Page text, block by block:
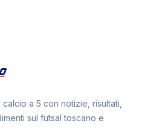
a 5 con notizie, risultati,
sul futsal toscano e